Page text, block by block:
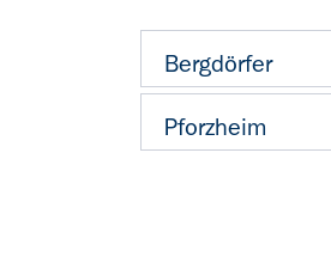
Bergdörfer
Pforzheim